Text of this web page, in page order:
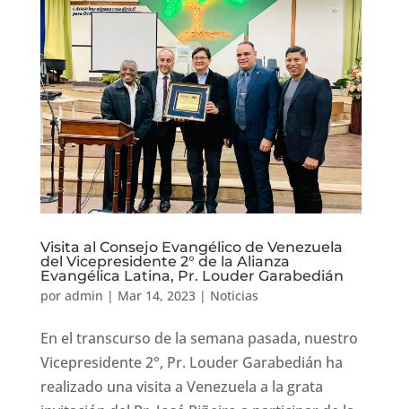
Visita al Consejo Evangélico de Venezuela
del Vicepresidente 2° de la Alianza
Evangélica Latina, Pr. Louder Garabedián
por admin | Mar 14, 2023| Noticias
En el transcurso de la semana pasada, nuestro
Vicepresidente 2°, Pr. Louder Garabedián ha
realizado una visita a Venezuela a la grata